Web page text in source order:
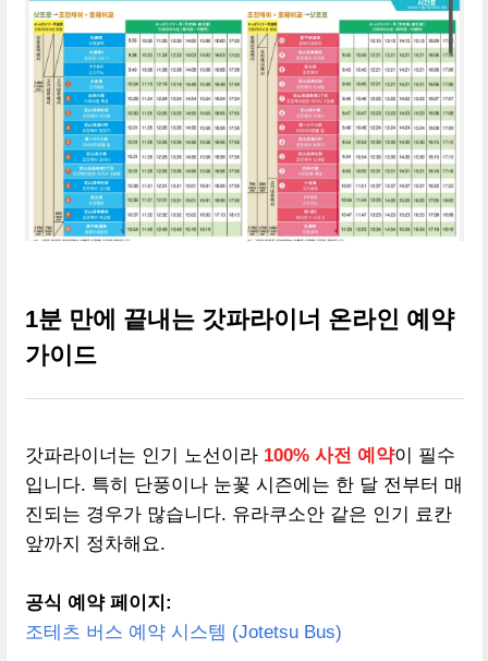
1분 만에 끝내는 갓파라이너 온라인 예약
가이드
갓파라이너는 인기 노선이라 100% 사전 예약이 필수
입니다. 특히 단풍이나 눈꽃 시즌에는 한 달 전부터 매
진되는 경우가 많습니다. 유라쿠소안 같은 인기 료칸
앞까지 정차해요.
공식 예약 페이지:
조테츠 버스 예약 시스템 (Jotetsu Bus)